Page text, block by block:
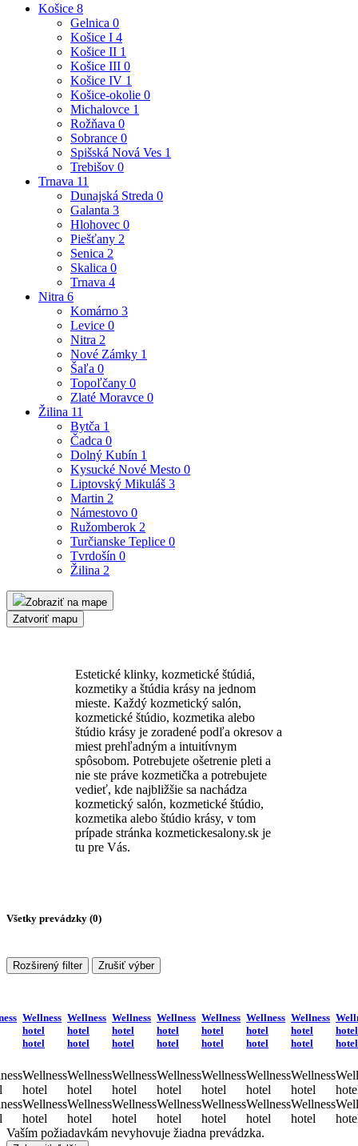
Košice 8
Gelnica 0
Košice I 4
Košice II 1
Košice III 0
Košice IV 1
Košice-okolie 0
Michalovce 1
Rožňava 0
Sobrance 0
Spišská Nová Ves 1
Trebišov 0
Trnava 11
Dunajská Streda 0
Galanta 3
Hlohovec 0
Piešťany 2
Senica 2
Skalica 0
Trnava 4
Nitra 6
Komárno 3
Levice 0
Nitra 2
Nové Zámky 1
Šaľa 0
Topoľčany 0
Zlaté Moravce 0
Žilina 11
Bytča 1
Čadca 0
Dolný Kubín 1
Kysucké Nové Mesto 0
Liptovský Mikuláš 3
Martin 2
Námestovo 0
Ružomberok 2
Turčianske Teplice 0
Tvrdošín 0
Žilina 2
Zobraziť na mape
Zatvoriť mapu
Estetické klinky, kozmetické štúdiá,
kozmetiky a štúdia krásy na jednom
mieste. Každý kozmetický salón,
kozmetické štúdio, kozmetika alebo
štúdio krásy je zoradené podľa okresov a
miest prehľadným a intuitívnym
spôsobom. Potrebujete ošetrenie pleti a
nie ste práve kozmetička a potrebujete
vedieť, kde najbližšie sa nachádza
kozmetický salón, kozmetické štúdio,
kozmetika alebo štúdio krásy, v tom
prípade stránka kozmetickesalony.sk je
tu pre Vás.
Všetky prevádzky (0)
Rozširený filter Zrušiť výber
Wellness
hotel
hotel
Wellness
hotel
Wellness
hotel
Wellness
hotel
hotel
Wellness
hotel
Wellness
hotel
Wellness
hotel
hotel
Wellness
hotel
Wellness
hotel
Wellness
hotel
hotel
Wellness
hotel
Wellness
hotel
Wellness
hotel
hotel
Wellness
hotel
Wellness
hotel
Wellness
hotel
hotel
Wellness
hotel
Wellness
hotel
Wellness
hotel
hotel
Wellness
hotel
Wellness
hotel
hotel
hotel
Vaším požiadavkám nevyhovuje žiadna prevádzka.